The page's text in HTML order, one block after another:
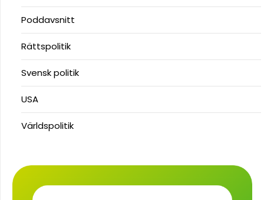
Poddavsnitt
Rättspolitik
Svensk politik
USA
Världspolitik